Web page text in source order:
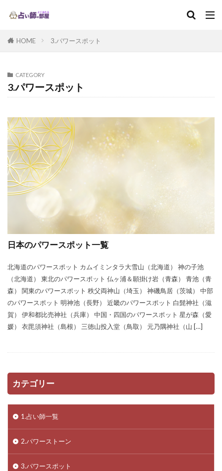
HOME 3.パワースポット
CATEGORY
3.パワースポット
日本のパワースポット一覧
北海道のパワースポット カムイミンタラ大雪山（北海道） 神の子池
（北海道） 東北のパワースポット 仏ヶ浦＆願掛け岩（青森） 青池（青
森） 関東のパワースポット 秩父両神山（埼玉） 神磯鳥居（茨城） 中部
のパワースポット 明神池（長野） 近畿のパワースポット 白髭神社（滋
賀） 伊和都比売神社（兵庫） 中国・四国のパワースポット 星が森（愛
媛） 衣毘須神社（島根） 三徳山投入堂（鳥取） 元乃隅神社（山 […]
カテゴリー
1.占い師一覧
2.パワーストーン
3.パワースポット